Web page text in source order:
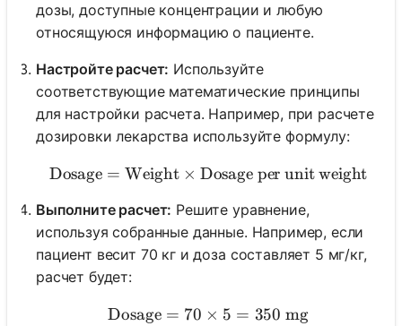
дозы, доступные концентрации и любую
относящуюся информацию о пациенте.
Настройте расчет: Используйте
соответствующие математические принципы
для настройки расчета. Например, при расчете
дозировки лекарства используйте формулу:
\text{Dosage} =
Dosage = Weight × Dosage per unit weight
Выполните расчет: Решите уравнение,
используя собранные данные. Например, если
пациент весит 70 кг и доза составляет 5 мг/кг,
расчет будет:
\text{Dosage} = 70
Dosage = 70 × 5 = 350 mg